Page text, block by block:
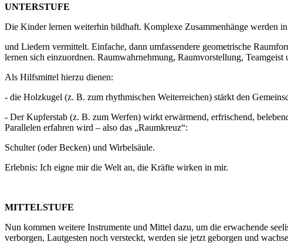
UNTERSTUFE
Die Kinder lernen weiterhin bildhaft. Komplexe Zusammenhänge werden
und Liedern vermittelt. Einfache, dann umfassendere geometrische
lernen sich einzuordnen. Raumwahrnehmung, Raumvorstellung,
Als Hilfsmittel hierzu dienen:
- die Holzkugel (z. B. zum rhythmischen Weiterreichen) stärkt den
- Der Kupferstab (z. B. zum Werfen) wirkt erwärmend, erfrischend,
Parallelen erfahren wird – also das „Raumkreuz“:
Schulter (oder Becken) und Wirbelsäule.
Erlebnis: Ich eigne mir die Welt an, die Kräfte wirken in mir.
MITTELSTUFE
Nun kommen weitere Instrumente und Mittel dazu, um die erwachende
verborgen, Lautgesten noch versteckt, werden sie jetzt geborgen und